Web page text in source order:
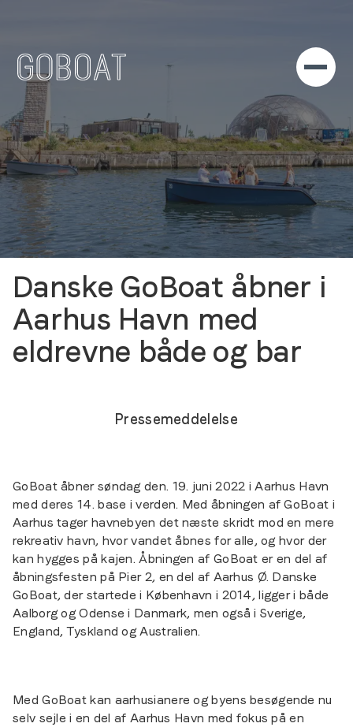
Danske GoBoat åbner i
Aarhus Havn med
eldrevne både og bar
Pressemeddelelse
GoBoat åbner søndag den. 19. juni 2022 i Aarhus Havn
med deres 14. base i verden. Med åbningen af GoBoat i
Aarhus tager havnebyen det næste skridt mod en mere
rekreativ havn, hvor vandet åbnes for alle, og hvor der
kan hygges på kajen. Åbningen af GoBoat er en del af
åbningsfesten på Pier 2, en del af Aarhus Ø. Danske
GoBoat, der startede i København i 2014, ligger i både
Aalborg og Odense i Danmark, men også i Sverige,
England, Tyskland og Australien.
Med GoBoat kan aarhusianere og byens besøgende nu
selv sejle i en del af Aarhus Havn med fokus på en